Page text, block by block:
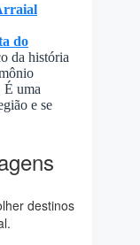
do
da história
uma
e se